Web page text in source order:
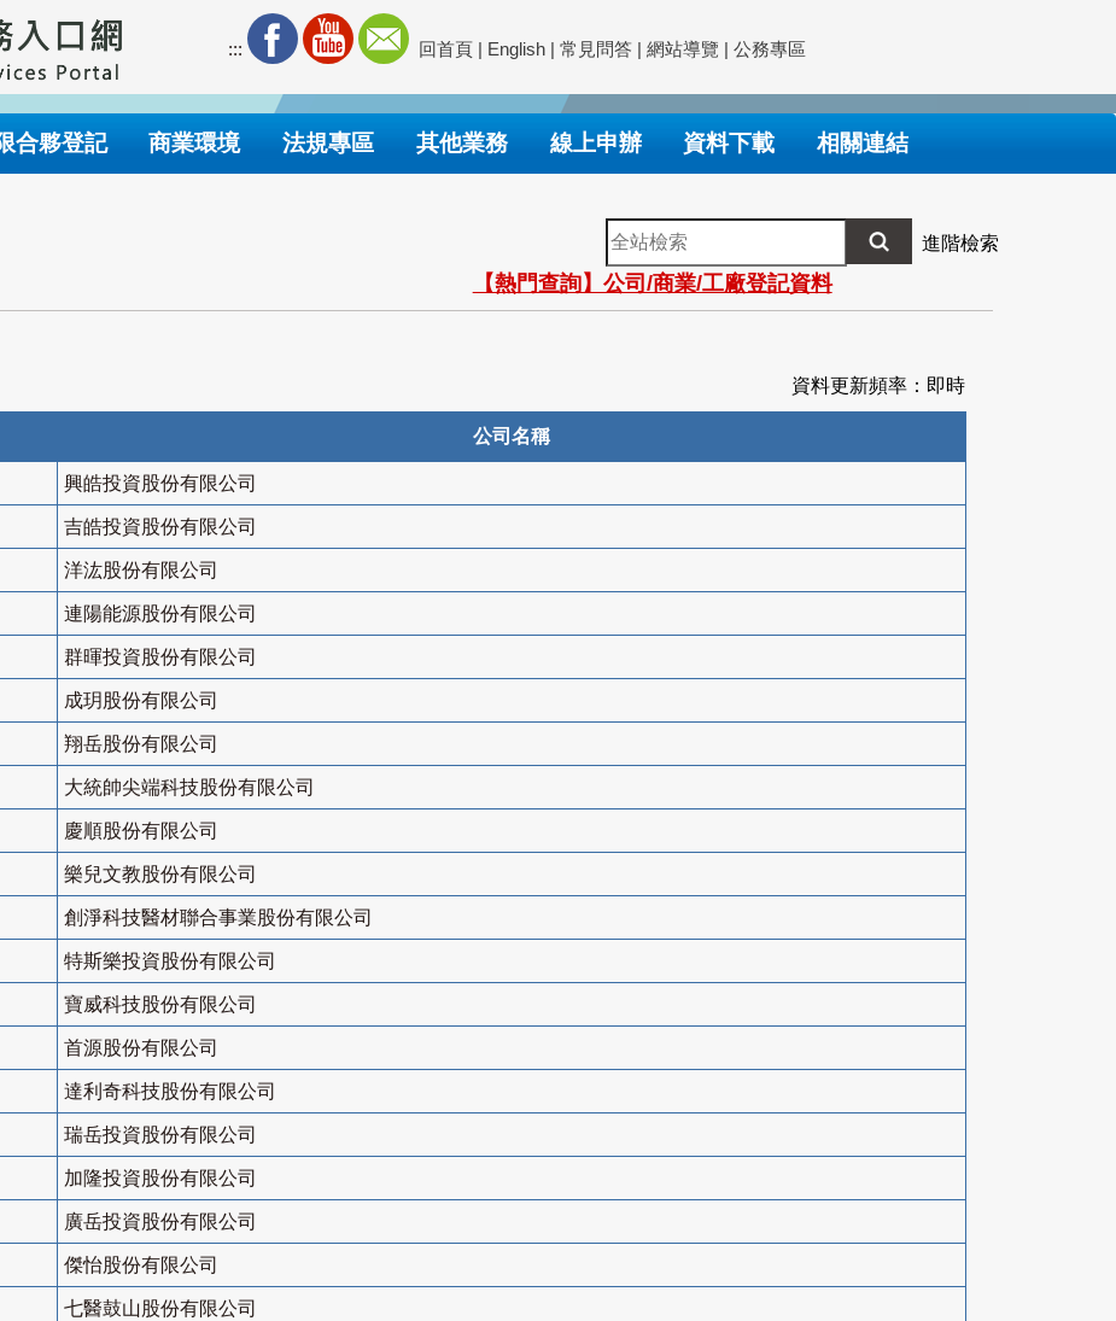
::: 回首頁 | English | 常見問答 | 網站導覽 | 公務專區
合夥登記 商業環境 法規專區 其他業務 線上申辦 資料下載 相關連結
全
站
檢
索
進階檢索
【熱門查詢】公司/商業/工廠登記資料
資料更新頻率：即時
公司名稱
興皓投資股份有限公司
吉皓投資股份有限公司
洋汯股份有限公司
連陽能源股份有限公司
群暉投資股份有限公司
成玥股份有限公司
翔岳股份有限公司
大統帥尖端科技股份有限公司
慶順股份有限公司
樂兒文教股份有限公司
創淨科技醫材聯合事業股份有限公司
特斯樂投資股份有限公司
寶威科技股份有限公司
首源股份有限公司
達利奇科技股份有限公司
瑞岳投資股份有限公司
加隆投資股份有限公司
廣岳投資股份有限公司
傑怡股份有限公司
七醫鼓山股份有限公司